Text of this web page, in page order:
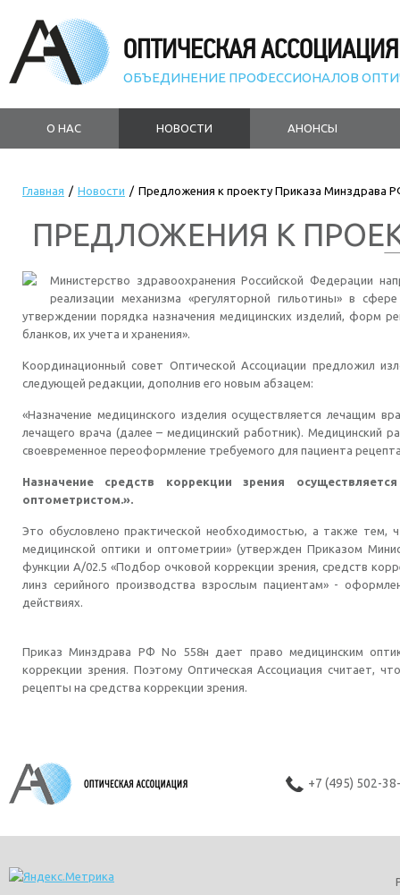
ОПТИЧЕСКАЯ АССОЦИАЦИЯ
ОБЪЕДИНЕНИЕ ПРОФЕССИОНАЛОВ
О НАС НОВОСТИ АНОНСЫ
Главная / Новости / Предложения к проекту Приказа Минздрава
ПРЕДЛОЖЕНИЯ К
Министерство здравоохранения Российской Федерации
реализации механизма «регуляторной гильотины» в
утверждении порядка назначения медицинских изделий, форм
бланков, их учета и хранения».
Координационный совет Оптической Ассоциации предложил
следующей редакции, дополнив его новым абзацем:
«Назначение медицинского изделия осуществляется лечащим
лечащего врача (далее – медицинский работник). Медицинский
своевременное переоформление требуемого для пациента
Назначение средств коррекции зрения
оптометристом.».
Это обусловлено практической необходимостью, а также тем,
медицинской оптики и оптометрии» (утвержден Приказом
функции А/02.5 «Подбор очковой коррекции зрения, средств
линз серийного производства взрослым пациентам» -
действиях.
Приказ Минздрава РФ No 558н дает право медицинским
коррекции зрения. Поэтому Оптическая Ассоциация считает,
рецепты на средства коррекции зрения.
+7 (495) 502-